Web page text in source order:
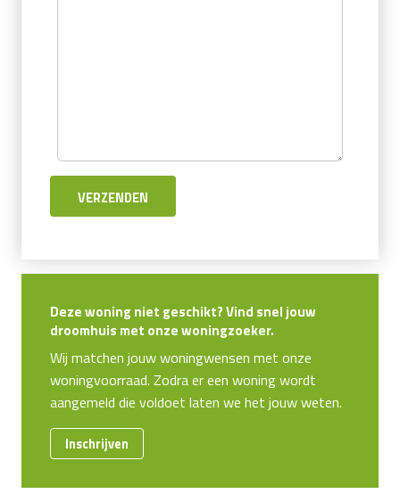
Deze woning niet geschikt? Vind snel jouw
droomhuis met onze woningzoeker.
Wij matchen jouw woningwensen met onze
woningvoorraad. Zodra er een woning wordt
aangemeld die voldoet laten we het jouw weten.
Inschrijven